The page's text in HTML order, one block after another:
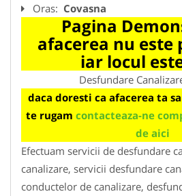
Oras: Covasna
Pagina
afacerea nu este
iar locul
Desfundare
daca doresti ca afacerea ta
te rugam contacteaza-ne
de aici
Efectuam servicii de desfundare
canalizare, servicii desfundare
conductelor de canalizare,